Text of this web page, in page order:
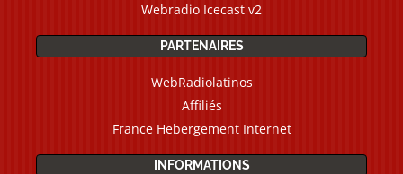
Webradio Icecast v2
PARTENAIRES
WebRadiolatinos
Affiliés
France Hebergement Internet
INFORMATIONS